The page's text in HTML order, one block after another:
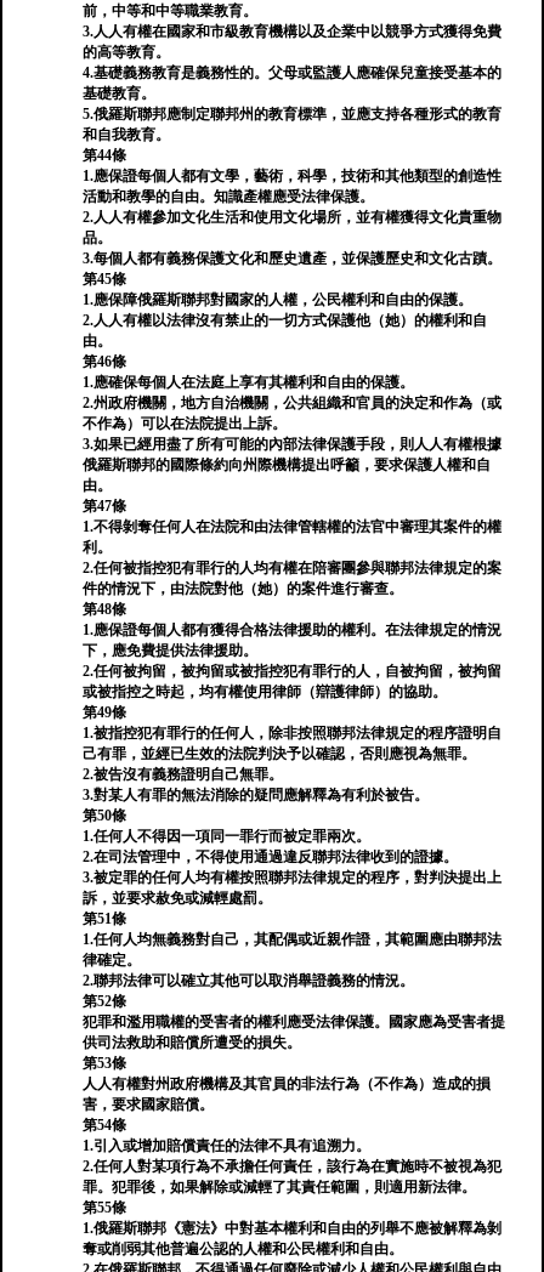
前，中等和中等職業教育。
3.人人有權在國家和市級教育機構以及企業中以競爭方式獲得免費
的高等教育。
4.基礎義務教育是義務性的。父母或監護人應確保兒童接受基本的
基礎教育。
5.俄羅斯聯邦應制定聯邦州的教育標準，並應支持各種形式的教育
和自我教育。
第44條
1.應保證每個人都有文學，藝術，科學，技術和其他類型的創造性
活動和教學的自由。知識產權應受法律保護。
2.人人有權參加文化生活和使用文化場所，並有權獲得文化貴重物
品。
3.每個人都有義務保護文化和歷史遺產，並保護歷史和文化古蹟。
第45條
1.應保障俄羅斯聯邦對國家的人權，公民權利和自由的保護。
2.人人有權以法律沒有禁止的一切方式保護他（她）的權利和自
由。
第46條
1.應確保每個人在法庭上享有其權利和自由的保護。
2.州政府機關，地方自治機關，公共組織和官員的決定和作為（或
不作為）可以在法院提出上訴。
3.如果已經用盡了所有可能的內部法律保護手段，則人人有權根據
俄羅斯聯邦的國際條約向州際機構提出呼籲，要求保護人權和自
由。
第47條
1.不得剝奪任何人在法院和由法律管轄權的法官中審理其案件的權
利。
2.任何被指控犯有罪行的人均有權在陪審團參與聯邦法律規定的案
件的情況下，由法院對他（她）的案件進行審查。
第48條
1.應保證每個人都有獲得合格法律援助的權利。在法律規定的情況
下，應免費提供法律援助。
2.任何被拘留，被拘留或被指控犯有罪行的人，自被拘留，被拘留
或被指控之時起，均有權使用律師（辯護律師）的協助。
第49條
1.被指控犯有罪行的任何人，除非按照聯邦法律規定的程序證明自
己有罪，並經已生效的法院判決予以確認，否則應視為無罪。
2.被告沒有義務證明自己無罪。
3.對某人有罪的無法消除的疑問應解釋為有利於被告。
第50條
1.任何人不得因一項同一罪行而被定罪兩次。
2.在司法管理中，不得使用通過違反聯邦法律收到的證據。
3.被定罪的任何人均有權按照聯邦法律規定的程序，對判決提出上
訴，並要求赦免或減輕處罰。
第51條
1.任何人均無義務對自己，其配偶或近親作證，其範圍應由聯邦法
律確定。
2.聯邦法律可以確立其他可以取消舉證義務的情況。
第52條
犯罪和濫用職權的受害者的權利應受法律保護。國家應為受害者提
供司法救助和賠償所遭受的損失。
第53條
人人有權對州政府機構及其官員的非法行為（不作為）造成的損
害，要求國家賠償。
第54條
1.引入或增加賠償責任的法律不具有追溯力。
2.任何人對某項行為不承擔任何責任，該行為在實施時不被視為犯
罪。犯罪後，如果解除或減輕了其責任範圍，則適用新法律。
第55條
1.俄羅斯聯邦《憲法》中對基本權利和自由的列舉不應被解釋為剝
奪或削弱其他普遍公認的人權和公民權利和自由。